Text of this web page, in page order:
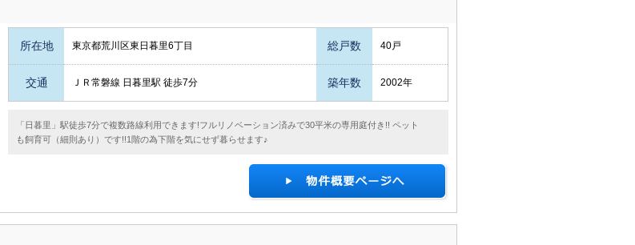
所在地 東京都荒川区東日暮里6丁目 総戸数 40戸
交通 ＪＲ常磐線 日暮里駅 徒歩7分 築年数 2002年
「日暮里」駅徒歩7分で複数路線利用できます!フルリノベーション済みで30平米の専用庭付き!! ペット
も飼育可（細則あり）です!!1階の為下階を気にせず暮らせます♪